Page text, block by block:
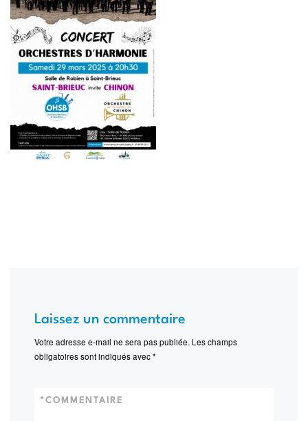
Laissez un commentaire
Votre adresse e-mail ne sera pas publiée. Les champs
obligatoires sont indiqués avec*
COMMENTAIRE
*